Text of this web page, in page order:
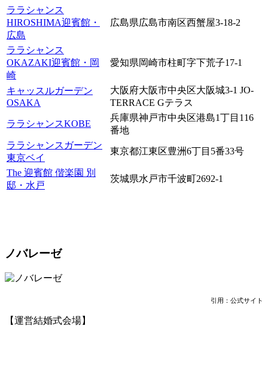
ララシャンス
HIROSHIMA迎賓館・
広島
広島県広島市南区西蟹屋3-18-2
ララシャンス
OKAZAKI迎賓館・岡
崎
愛知県岡崎市柱町字下荒子17-1
キャッスルガーデン
OSAKA
大阪府大阪市中央区大阪城3-1 JO-
TERRACE Gテラス
ララシャンスKOBE
兵庫県神戸市中央区港島1丁目116
番地
ララシャンスガーデン
東京ベイ
東京都江東区豊洲6丁目5番33号
The 迎賓館 偕楽園 別
邸・水戸
茨城県水戸市千波町2692-1
ノバレーゼ
引用：公式サイト
【運営結婚式会場】